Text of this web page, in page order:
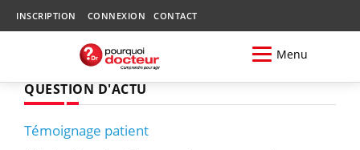
INSCRIPTION CONNEXION CONTACT
Menu
QUESTION D'ACTU
Témoignage patient